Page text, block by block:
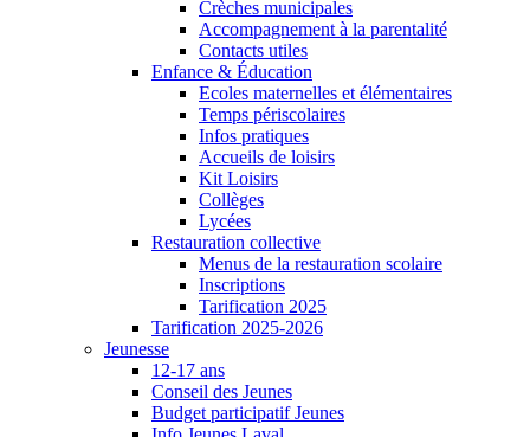
Crèches municipales
Accompagnement à la parentalité
Contacts utiles
Enfance & Éducation
Ecoles maternelles et élémentaires
Temps périscolaires
Infos pratiques
Accueils de loisirs
Kit Loisirs
Collèges
Lycées
Restauration collective
Menus de la restauration scolaire
Inscriptions
Tarification 2025
Tarification 2025-2026
Jeunesse
12-17 ans
Conseil des Jeunes
Budget participatif Jeunes